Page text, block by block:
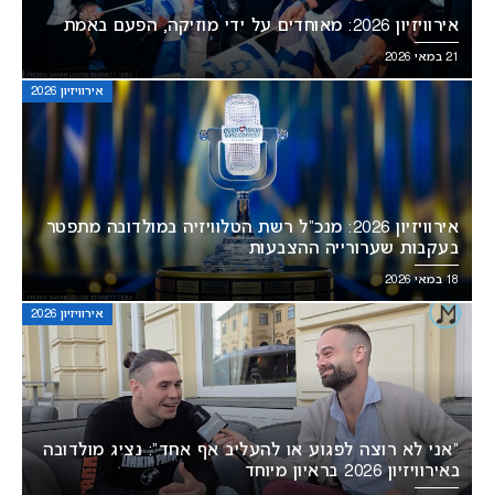
אירוויזיון 2026: מאוחדים על ידי מוזיקה, הפעם באמת
21 במאי 2026
אירוויזיון 2026
אירוויזיון 2026: מנכ”ל רשת הטלוויזיה במולדובה מתפטר
בעקבות שערורייה ההצבעות
18 במאי 2026
אירוויזיון 2026
“אני לא רוצה לפגוע או להעליב אף אחד”: נציג מולדובה
באירוויזיון 2026 בראיון מיוחד